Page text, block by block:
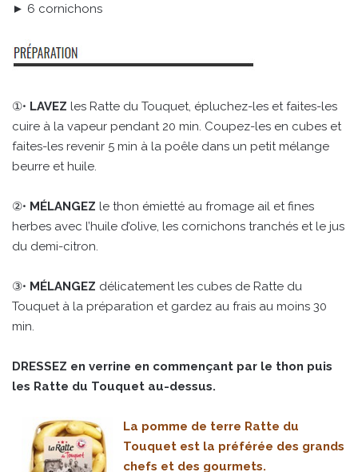
► 6 cornichons
①• LAVEZ les Ratte du Touquet, épluchez-les et faites-les
cuire à la vapeur pendant 20 min. Coupez-les en cubes et
faites-les revenir 5 min à la poêle dans un petit mélange
beurre et huile.
②• MÉLANGEZ le thon émietté au fromage ail et fines
herbes avec l’huile d’olive, les cornichons tranchés et le jus
du demi-citron.
③• MÉLANGEZ délicatement les cubes de Ratte du
Touquet à la préparation et gardez au frais au moins 30
min.
DRESSEZ en verrine en commençant par le thon puis
les Ratte du Touquet au-dessus.
La pomme de terre Ratte du
Touquet est la préférée des grands
chefs et des gourmets.